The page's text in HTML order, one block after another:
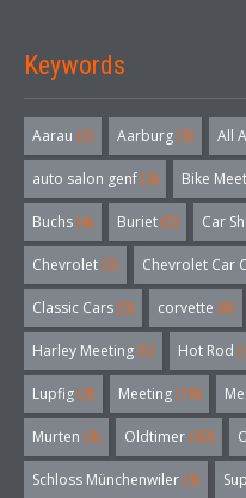
Keywords
Aarau (3) Aarburg (3) All
auto salon genf (3) Bike
Buchs (4) Buriet (3) Car
Chevrolet (3) Chevrolet Car
Classic Cars (3) corvette (6)
Harley Meeting (5) Hot Rod
Lupfig (3) Meeting (18)
Murten (3) Oldtimer (32)
Schloss Münchenwiler (3)